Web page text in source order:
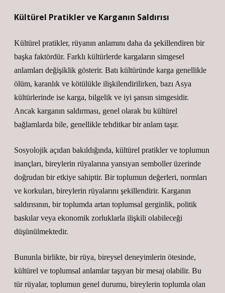
Kültürel Pratikler ve Karganın Saldırısı
Kültürel pratikler, rüyanın anlamını daha da şekillendiren bir
başka faktördür. Farklı kültürlerde kargaların simgesel
anlamları değişiklik gösterir. Batı kültüründe karga genellikle
ölüm, karanlık ve kötülükle ilişkilendirilirken, bazı Asya
kültürlerinde ise karga, bilgelik ve iyi şansın simgesidir.
Ancak karganın saldırması, genel olarak bu kültürel
bağlamlarda bile, genellikle tehditkar bir anlam taşır.
Sosyolojik açıdan bakıldığında, kültürel pratikler ve toplumun
inançları, bireylerin rüyalarına yansıyan semboller üzerinde
doğrudan bir etkiye sahiptir. Bir toplumun değerleri, normları
ve korkuları, bireylerin rüyalarını şekillendirir. Karganın
saldırısının, bir toplumda artan toplumsal gerginlik, politik
baskılar veya ekonomik zorluklarla ilişkili olabileceği
düşünülmektedir.
Bununla birlikte, bir rüya, bireysel deneyimlerin ötesinde,
kültürel ve toplumsal anlamlar taşıyan bir mesaj olabilir. Bu
tür rüyalar, toplumun genel durumu, bireylerin toplumla olan